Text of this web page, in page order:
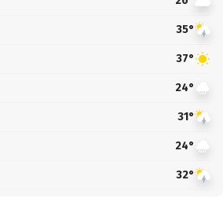
35°
37°
24°
31°
24°
32°